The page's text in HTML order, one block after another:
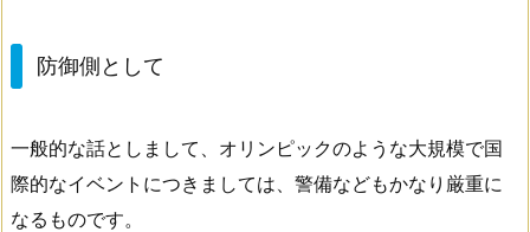
防御側として
一般的な話としまして、オリンピックのような大規模で国
際的なイベントにつきましては、警備などもかなり厳重に
なるものです。